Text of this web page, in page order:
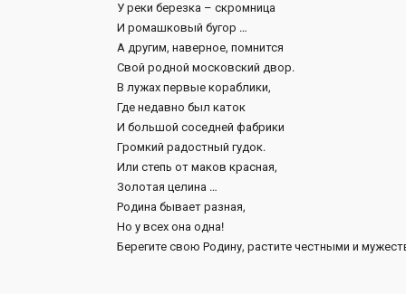
У реки березка – скромница
И ромашковый бугор …
А другим, наверное, помнится
Свой родной московский двор.
В лужах первые кораблики,
Где недавно был каток
И большой соседней фабрики
Громкий радостный гудок.
Или степь от маков красная,
Золотая целина …
Родина бывает разная,
Но у всех она одна!
Берегите свою Родину, растите честными и